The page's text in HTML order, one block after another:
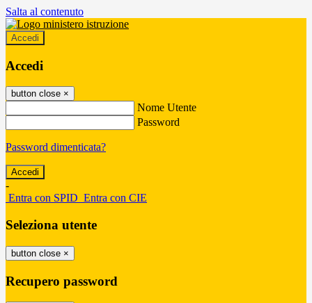
Salta al contenuto
Accedi
Accedi
button close ×
Nome Utente
Password
Password dimenticata?
-
Entra con SPID Entra con CIE
Seleziona utente
button close ×
Recupero password